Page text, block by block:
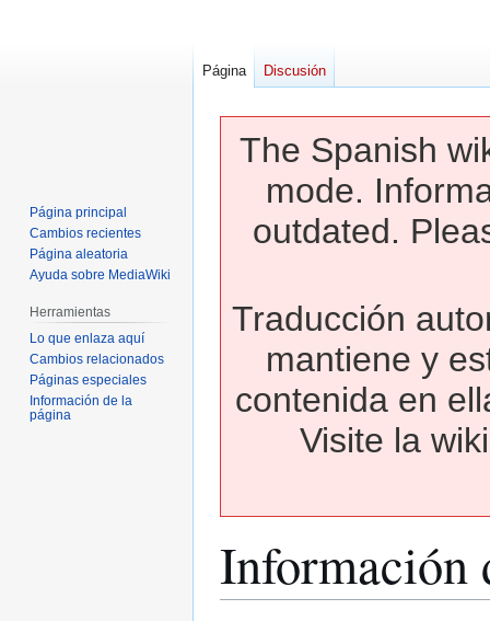
The Spanish
mode.
outdated.
Traducción
mantiene y
contenida en
Visite la
Información
Página Discusión
Página principal
Cambios recientes
Página aleatoria
Ayuda sobre MediaWiki
Herramientas
Lo que enlaza aquí
Cambios relacionados
Páginas especiales
Información de la
página